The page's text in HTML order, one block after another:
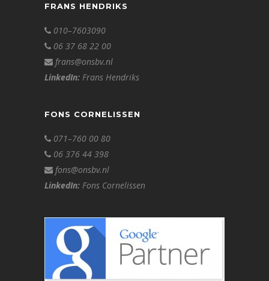
FRANS HENDRIKS
010–7603090
06 37 68 22 00
frans@onsbv.nl
LinkedIn: Frans Hendriks
FONS CORNELISSEN
071–760 00 80
06 376 44 398
fons@onsbv.nl
LinkedIn: Fons Cornelissen